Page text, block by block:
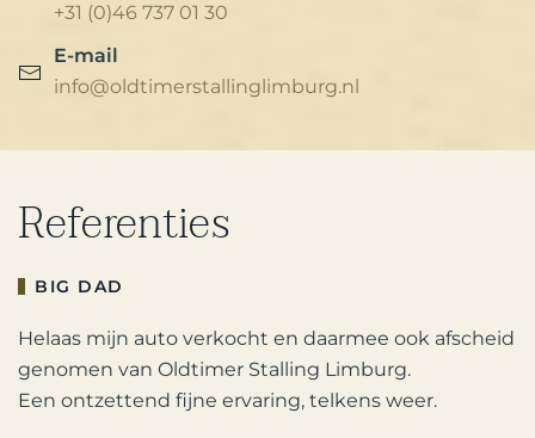
+31 (0)46 737 01 30
E-mail
info@oldtimerstallinglimburg.nl
Referenties
BIG DAD
Helaas mijn auto verkocht en daarmee ook afscheid
genomen van Oldtimer Stalling Limburg.
Een ontzettend fijne ervaring, telkens weer.